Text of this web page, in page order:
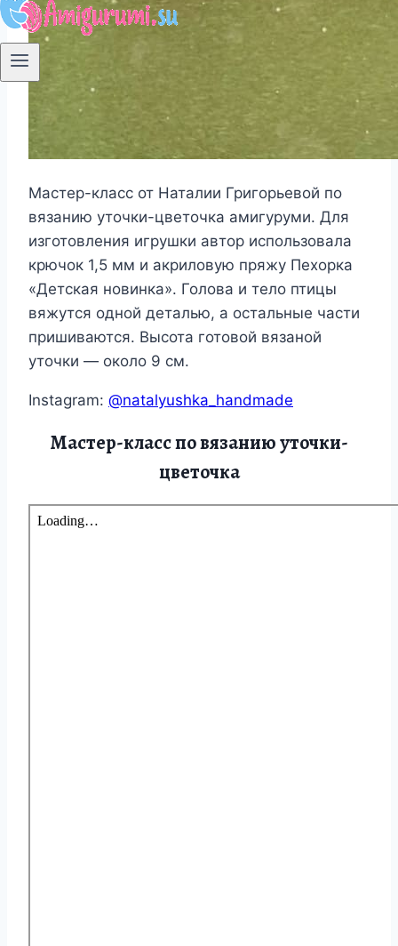
Мастер-класс от Наталии Григорьевой по
вязанию уточки-цветочка амигуруми. Для
изготовления игрушки автор использовала
крючок 1,5 мм и акриловую пряжу Пехорка
«Детская новинка». Голова и тело птицы
вяжутся одной деталью, а остальные части
пришиваются. Высота готовой вязаной
уточки — около 9 см.
Instagram: @natalyushka_handmade
Мастер-класс по вязанию уточки-
цветочка